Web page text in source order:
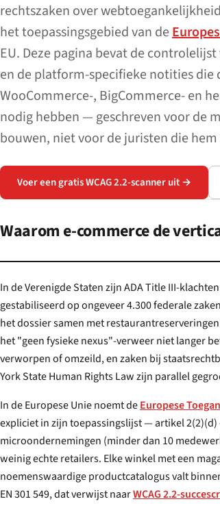
rechtszaken over
het toepassingsgebied van de
EU. Deze pagina bevat de controlelijst
en de platform-specifieke notities die
WooCommerce-, BigCommerce- en
nodig hebben — geschreven voor de
bouwen, niet voor de juristen die
Voer een gratis WCAG 2.2-scanner uit →
Waarom e-commerce de
In de Verenigde Staten zijn ADA Title III-
gestabiliseerd op ongeveer 4.300 federale
het dossier samen met
het "geen fysieke nexus"-verweer niet langer
verworpen of omzeild, en zaken bij
York State Human Rights Law zijn parallel
In de Europese Unie noemt deEuropese
expliciet in zijn toepassingslijst — artikel 2(2)(d) — en de
microondernemingen (minder dan 10
weinig echte retailers. Elke winkel met een magazijn, een team van meerdere
noemenswaardige productcatalogus valt binnen het toepassingsgebied en moet
EN 301 549, dat verwijst naarWCAG 2.2-